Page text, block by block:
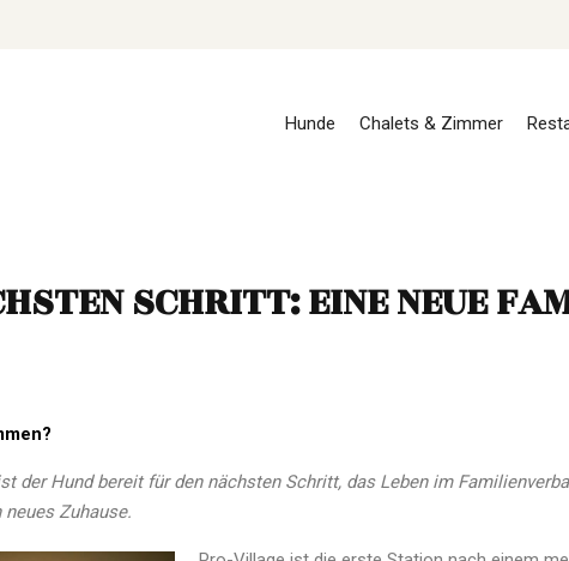
Hunde Chalets & Zimmer
SCHRITT: EINE NEUE
der Hund bereit für den nächsten Schritt, das Leben im
Zuhause.